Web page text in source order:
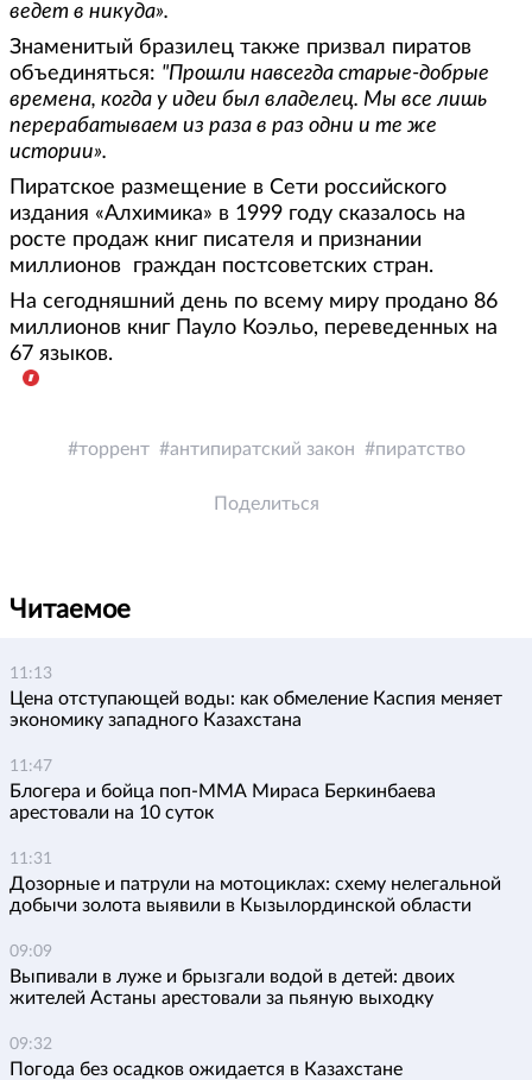
ведет в никуда».
Знаменитый бразилец также призвал пиратов
объединяться: "Прошли навсегда старые-добрые
времена, когда у идеи был владелец. Мы все лишь
перерабатываем из раза в раз одни и те же
истории».
Пиратское размещение в Сети российского
издания «Алхимика» в 1999 году сказалось на
росте продаж книг писателя и признании
миллионов граждан постсоветских стран.
На сегодняшний день по всему миру продано 86
миллионов книг Пауло Коэльо, переведенных на
67 языков.
торрент антипиратский закон пиратство
Поделиться
Читаемое
11:13
Цена отступающей воды: как обмеление Каспия меняет
экономику западного Казахстана
11:47
Блогера и бойца поп-ММА Мираса Беркинбаева
арестовали на 10 суток
11:31
Дозорные и патрули на мотоциклах: схему нелегальной
добычи золота выявили в Кызылординской области
09:09
Выпивали в луже и брызгали водой в детей: двоих
жителей Астаны арестовали за пьяную выходку
09:32
Погода без осадков ожидается в Казахстане